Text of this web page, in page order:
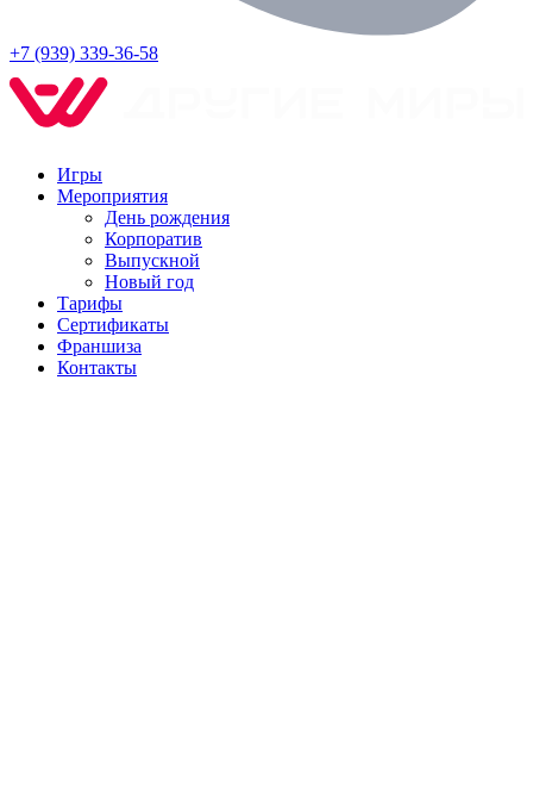
+7 (939) 339-36-58
Игры
Мероприятия
День рождения
Корпоратив
Выпускной
Новый год
Тарифы
Сертификаты
Франшиза
Контакты